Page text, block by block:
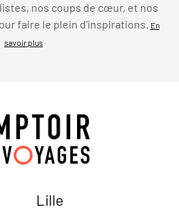
nos coups de cœur, et nos
faire le plein d’inspirations.
En
savoir plus
Lille